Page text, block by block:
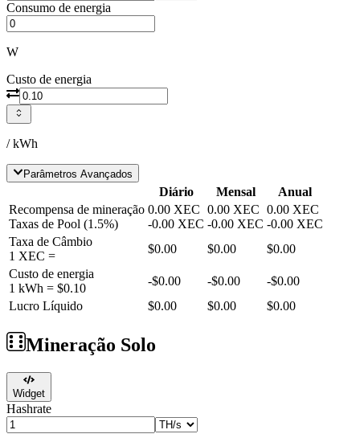
Consumo de energia
W
Custo de energia
/ kWh
Parâmetros Avançados
Diário Mensal
Anual
Recompensa de mineração
Taxas de Pool (1.5%)
0.00 XEC
-0.00 XEC
0.00 XEC
-0.00 XEC
0.00 XEC
-0.00 XEC
Taxa de Câmbio
1 XEC =
$0.00 $0.00
$0.00
Custo de energia
1 kWh = $0.10
-$0.00 -$0.00 -$0.00
Lucro Líquido
$0.00 $0.00 $0.00
Mineração Solo
Widget
Hashrate